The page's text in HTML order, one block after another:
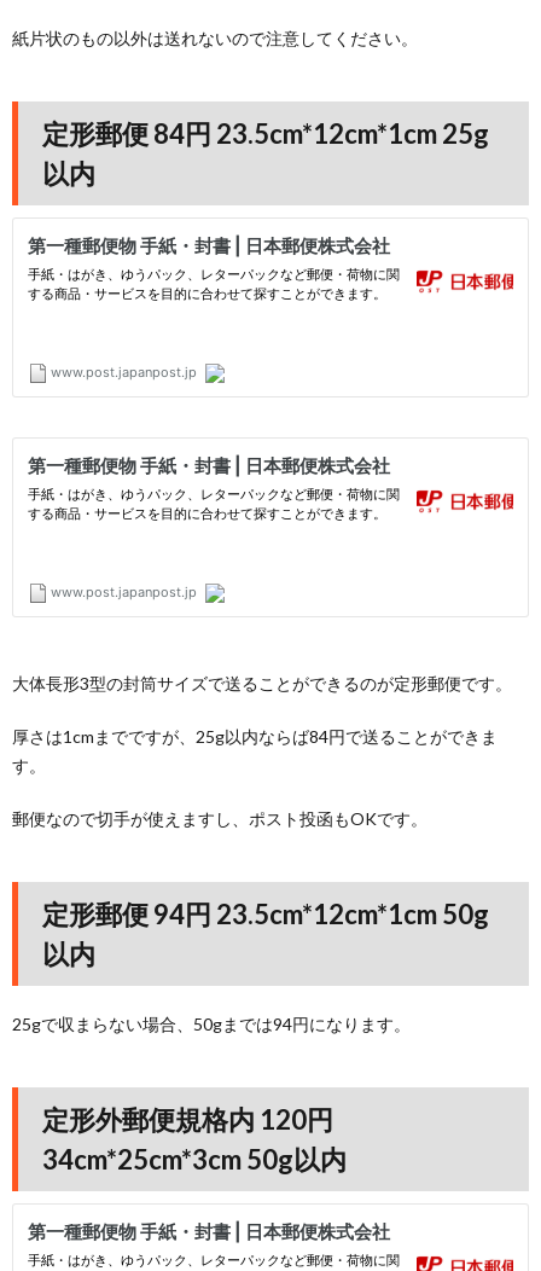
紙片状のもの以外は送れないので注意してください。
定形郵便 84円 23.5cm*12cm*1cm 25g
以内
大体長形3型の封筒サイズで送ることができるのが定形郵便です。
厚さは1cmまでですが、25g以内ならば84円で送ることができま
す。
郵便なので切手が使えますし、ポスト投函もOKです。
定形郵便 94円 23.5cm*12cm*1cm 50g
以内
25gで収まらない場合、50gまでは94円になります。
定形外郵便規格内 120円
34cm*25cm*3cm 50g以内